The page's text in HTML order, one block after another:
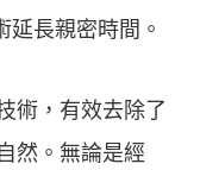
長親密時間。
術，有效去除了
然。無論是經